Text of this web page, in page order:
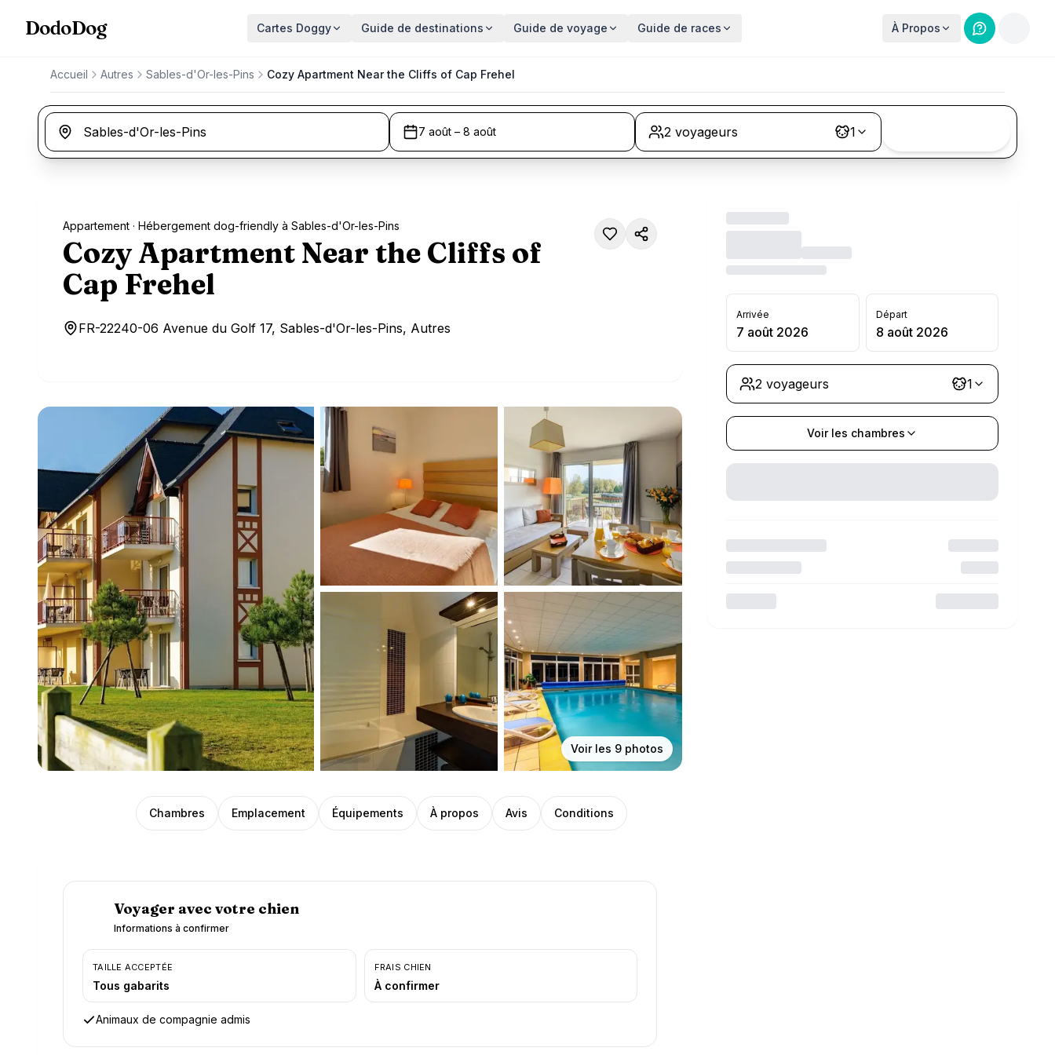
DodoDog Cartes Doggy Guide de destinations Guide de voyage Guide de races À Propos
Accueil Autres Sables-d'Or-les-Pins Cozy Apartment Near the Cliffs of Cap Frehel
7 août – 8 août 2 voyageurs 1
Appartement · Hébergement dog-friendly à Sables-d'Or-les-Pins
Cozy Apartment Near the Cliffs of
Cap Frehel
FR-22240-06 Avenue du Golf 17, Sables-d'Or-les-Pins, Autres
Voir les 9 photos
Chambres Emplacement Équipements À propos Avis Conditions
Voyager avec votre chien
Informations à confirmer
TAILLE ACCEPTÉE
Tous gabarits
FRAIS CHIEN
À confirmer
Animaux de compagnie admis
Arrivée
7 août 2026
Départ
8 août 2026
2 voyageurs 1
Voir les chambres